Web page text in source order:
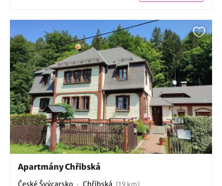
Apartmány Chřibská
České Švýcarsko Chřibská (19 km)